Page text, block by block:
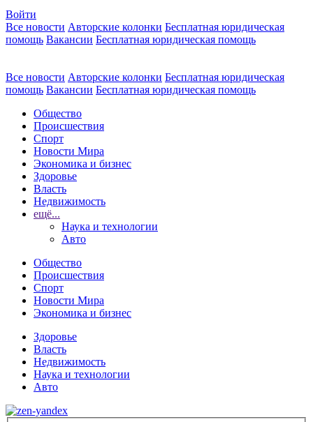
Войти
Все новости Авторские колонки Бесплатная юридическая
помощь Вакансии Бесплатная юридическая помощь
Все новости Авторские колонки Бесплатная юридическая
помощь Вакансии Бесплатная юридическая помощь
Общество
Происшествия
Спорт
Новости Мира
Экономика и бизнес
Здоровье
Власть
Недвижимость
ещё...
Наука и технологии
Авто
Общество
Происшествия
Спорт
Новости Мира
Экономика и бизнес
Здоровье
Власть
Недвижимость
Наука и технологии
Авто